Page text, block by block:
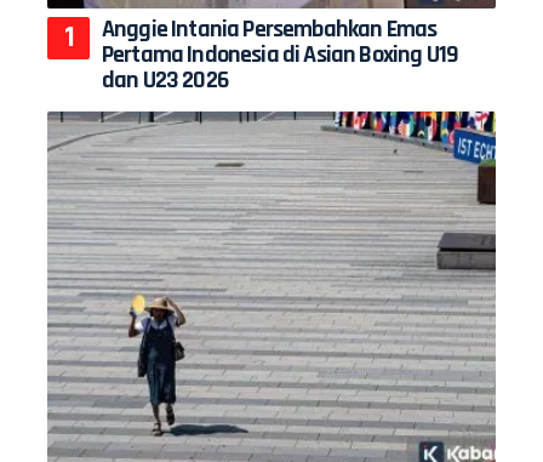
Anggie Intania Persembahkan Emas
Pertama Indonesia di Asian Boxing U19
dan U23 2026